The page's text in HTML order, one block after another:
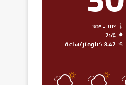
30º - 30º
25%
8.42 كيلومتر/ساعة